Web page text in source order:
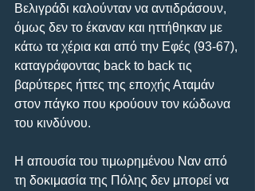
Βελιγράδι καλούνταν να αντιδράσουν,
όμως δεν το έκαναν και ηττήθηκαν με
κάτω τα χέρια και από την Εφές (93-67),
καταγράφοντας back to back τις
βαρύτερες ήττες της εποχής Αταμάν
στον πάγκο που κρούουν τον κώδωνα
του κινδύνου.
Η απουσία του τιμωρημένου Ναν από
τη δοκιμασία της Πόλης δεν μπορεί να